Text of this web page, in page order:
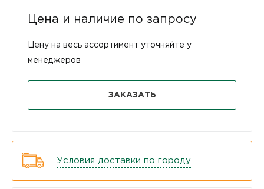
Цена и наличие по запросу
Цену на весь ассортимент уточняйте у
менеджеров
ЗАКАЗАТЬ
Условия доставки по городу